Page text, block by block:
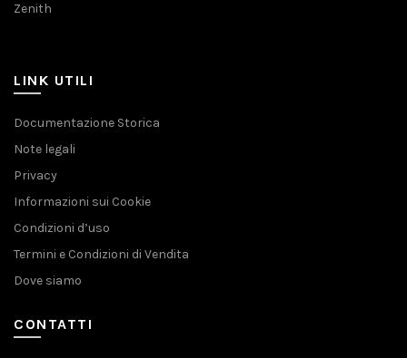
Zenith
LINK UTILI
Documentazione Storica
Note legali
Privacy
Informazioni sui Cookie
Condizioni d’uso
Termini e Condizioni di Vendita
Dove siamo
CONTATTI